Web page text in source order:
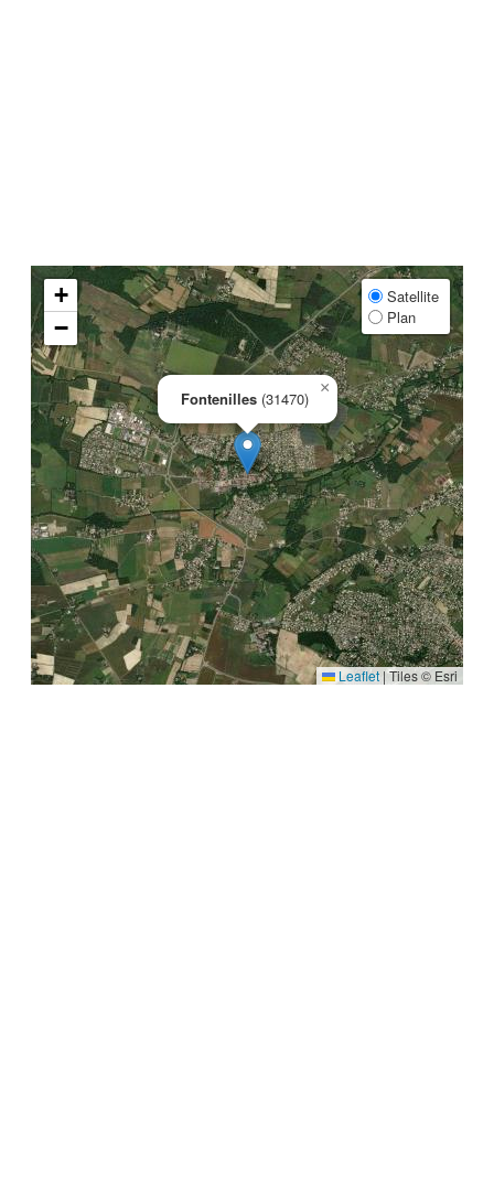
Fontenilles (31470)
×
+
−
Satellite
Plan
Leaflet |Tiles © Esri